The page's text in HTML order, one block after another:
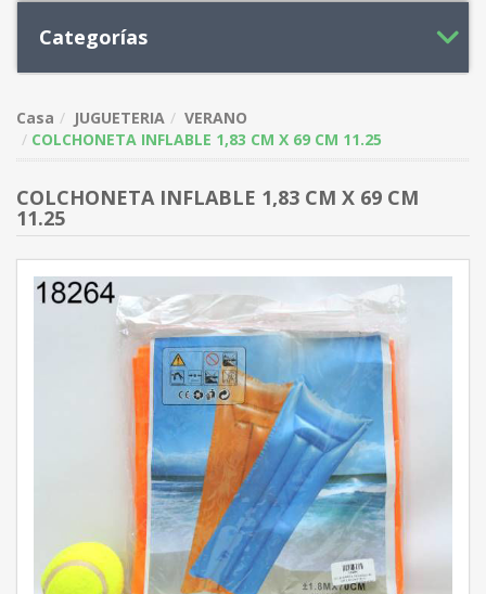
Categorías
Casa JUGUETERIA
VERANO
COLCHONETA INFLABLE 1,83 CM X 69 CM 11.25
COLCHONETA INFLABLE 1,83 CM X 69 CM
11.25